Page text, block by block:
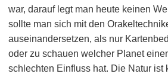
war, darauf legt man heute keinen
sollte man sich mit den
auseinandersetzen, als nur
oder zu schauen welcher Planet
schlechten Einfluss hat. Die Natur ist